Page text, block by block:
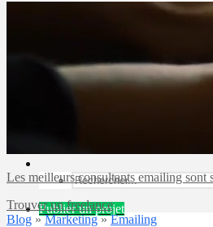
Prix app mobile
Prix pub Instagram
Prix logiciel
Prix chatbot
Publier un projet
Les meilleurs consultants emailing sont
Trouver un freelance
Blog »Marketing»Emailing